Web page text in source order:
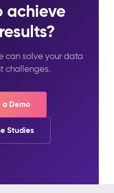
achieve
can solve your data
challenges.
a Demo
Studies